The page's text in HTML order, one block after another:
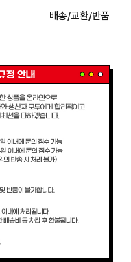
배송/교환/반품